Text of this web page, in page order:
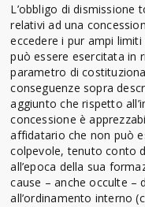
L’obbligo di dismissione
relativi ad una
eccedere i pur ampi
può essere esercitata in
parametro di
conseguenze sopra
aggiunto che rispetto
concessione è
affidatario che non può
colpevole, tenuto conto
all’epoca della sua
cause – anche occulte –
all’ordinamento interno